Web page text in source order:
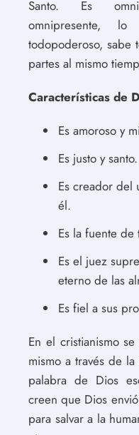
Santo. Es
omnipresente,
todopoderoso, sabe
partes al mismo
Características de
Es amoroso y
Es justo y santo.
Es creador del
él.
Es la fuente
Es el juez
eterno de las
Es fiel a sus
En el cristianismo
mismo a través de
palabra de Dios
creen que Dios
para salvar a la